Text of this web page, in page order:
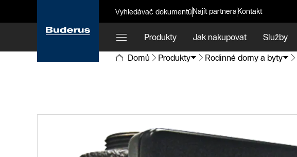
Vyhledávač dokumentůNajít partneraKontakt
Produkty Jak nakupovat Služby
Domů
Produkty Rodinné domy a byty